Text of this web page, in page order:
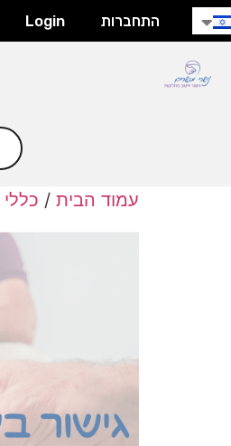
תחילתו
של
אינטרנט,
התחברות Login
עמוד הבית / כללי